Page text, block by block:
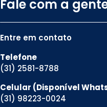
Fale com a
Entre em contato
Telefone
(31) 2581-8788
Celular (Disponível
(31) 98223-0024